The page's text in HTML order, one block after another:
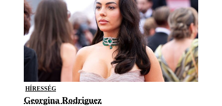
HÍRESSÉG
Georgina Rodriguez